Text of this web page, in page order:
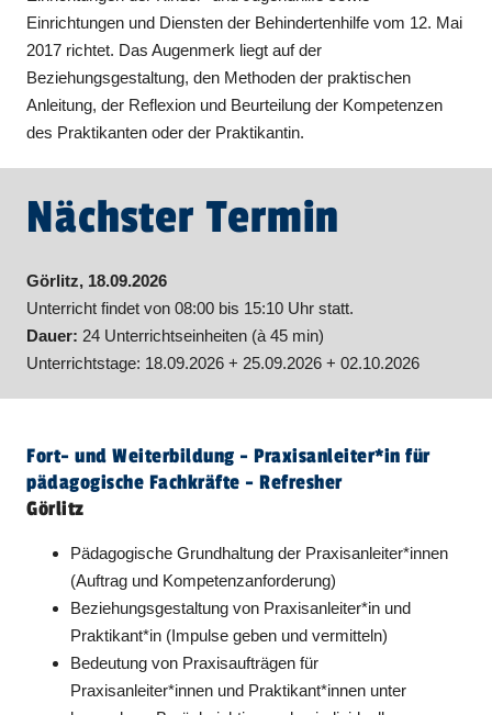
Einrichtungen und Diensten der Behindertenhilfe vom 12. Mai
2017 richtet. Das Augenmerk liegt auf der
Beziehungsgestaltung, den Methoden der praktischen
Anleitung, der Reflexion und Beurteilung der Kompetenzen
des Praktikanten oder der Praktikantin.
Nächster Termin
Görlitz, 18.09.2026
Unterricht findet von 08:00 bis 15:10 Uhr statt.
Dauer: 24 Unterrichtseinheiten (à 45 min)
Unterrichtstage: 18.09.2026 + 25.09.2026 + 02.10.2026
Fort- und Weiterbildung - Praxisanleiter​*in für
pädagogische Fachkräfte - Refresher
Görlitz
Pädagogische Grundhaltung der Praxisanleiter*innen
(Auftrag und Kompetenzanforderung)
Beziehungsgestaltung von Praxisanleiter*in und
Praktikant*in (Impulse geben und vermitteln)
Bedeutung von Praxisaufträgen für
Praxisanleiter*innen und Praktikant*innen unter